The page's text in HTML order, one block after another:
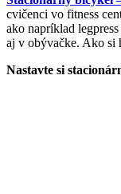
cvičenci vo fitness
ako napríklad legpress
aj v obývačke. Ako si
Nastavte si